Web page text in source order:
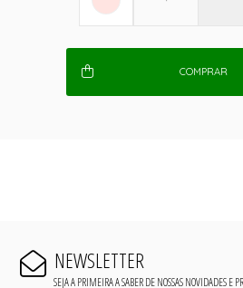
COMPRAR
NEWSLETTER
SEJA A PRIMEIRA A SABER DE NOSSAS NOVIDADES E